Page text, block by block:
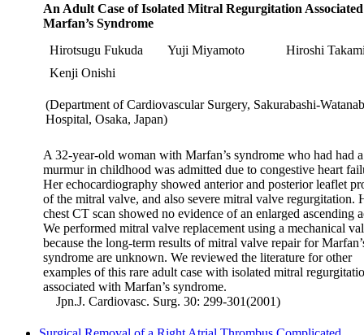
An Adult Case of Isolated Mitral Regurgitation
Marfan’s Syndrome
(Department of Cardiovascular Surgery, Sakurabashi-
Hospital, Osaka, Japan)
Hirotsugu Fukuda Yuji Miyamoto
Hiroshi
Kenji Onishi
A 32-year-old woman with Marfan’s syndrome who had had
murmur in childhood was admitted due to congestive heart
Her echocardiography showed anterior and posterior leaflet
of the mitral valve, and also severe mitral valve regurgitation.
chest CT scan showed no evidence of an enlarged ascending
We performed mitral valve replacement using a mechanical
because the long-term results of mitral valve repair for
syndrome are unknown. We reviewed the literature for other
examples of this rare adult case with isolated mitral
associated with Marfan’s syndrome.
Jpn.J. Cardiovasc. Surg. 30: 299-301(2001)